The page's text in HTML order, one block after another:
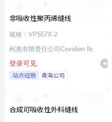
非吸收性聚丙烯缝线
规格：VP557X-2
柯惠有限责任公司Covidien llc
登录可见
站点经销 青海公司
合成可吸收性外科缝线